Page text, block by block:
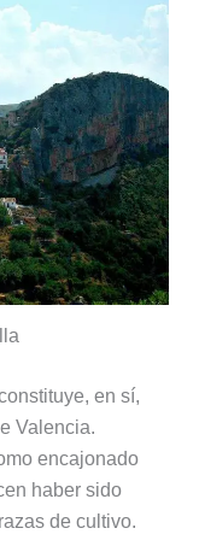
en sí,
Valencia.
encajonado
haber sido
de cultivo.